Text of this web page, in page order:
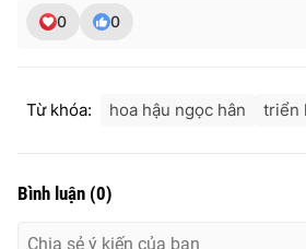
0 0
Từ khóa: hoa hậu ngọc hân triển
Bình luận (0)